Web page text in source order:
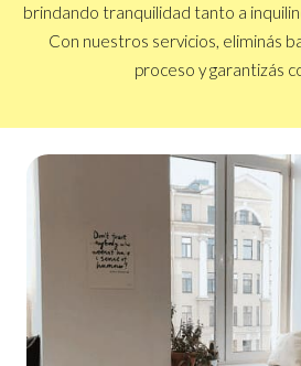
brindando tranquilidad tanto a
Con nuestros servicios, eliminás
proceso y garantizás